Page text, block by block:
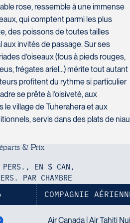
rose, ressemble à une immense
qui comptent parmi les plus
des poissons de toutes tailles
invités de passage. Sur ses
d’oiseaux (fous à pieds rouges,
frégates ariel...) mérite tout autant
profitent du rythme si particulier
se prête à l’oisiveté, aux
le village de Tuherahera et aux
servis dans des plats de niau
parts & Prix
PERS., EN $ CAN,
PAR CHAMBRE
COMPAGNIE
Air Canada | Air Tahiti Nui
331-
561-2967
Cité
Place
869-